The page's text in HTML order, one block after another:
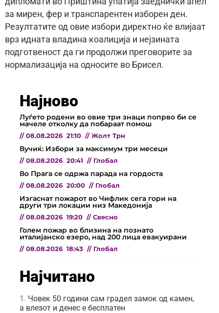
за мирен, фер и транспарентен изборен ден.
Резултатите од овие избори директно ќе влијаат
врз идната владина коалиција и нејзината
подготвеност да ги продолжи преговорите за
нормализација на односите во Брисел.
Најново
Луѓето родени во овие три знаци попрво би се
мачеле отколку да побараат помош
// 08.08.2026 21:10 // Жолт Трн
Вучиќ: Избори за максимум три месеци
// 08.08.2026 20:41 // Глобал
Во Прага се одржа парада на гордоста
// 08.08.2026 20:00 // Глобал
Изгаснат пожарот во Чифлик сега гори на
други три локации низ Македонија
// 08.08.2026 19:20 // Свесно
Голем пожар во близина на познато
италијанско езеро, над 200 лица евакуирани
// 08.08.2026 18:43 // Глобал
Најчитано
Човек 50 години сам градел замок од камен,
а влезот и денес е бесплатен